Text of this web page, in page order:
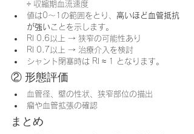
÷ 収縮期血流速度
値は0〜1の範囲をとり、 高いほど血管抵抗
が強い ことを示します。
RI 0.6以上 → 狭窄の可能性あり
RI 0.7以上 → 治療介入を検討
シャント閉塞時は RI ≈ 1 となります。
② 形態評価
血管径、壁の性状、狭窄部位の描出
瘤や血管拡張の確認
まとめ